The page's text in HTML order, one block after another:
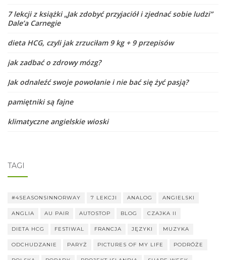
7 lekcji z książki „Jak zdobyć przyjaciół i zjednać sobie ludzi”
Dale’a Carnegie
dieta HCG, czyli jak zrzuciłam 9 kg + 9 przepisów
jak zadbać o zdrowy mózg?
Jak odnaleźć swoje powołanie i nie bać się żyć pasją?
pamiętniki są fajne
klimatyczne angielskie wioski
TAGI
#4SEASONSINNORWAY 7 LEKCJI ANALOG ANGIELSKI
ANGLIA AU PAIR AUTOSTOP BLOG CZAJKA II
DIETA HCG FESTIWAL FRANCJA JĘZYKI MUZYKA
ODCHUDZANIE PARYŻ PICTURES OF MY LIFE PODRÓŻE